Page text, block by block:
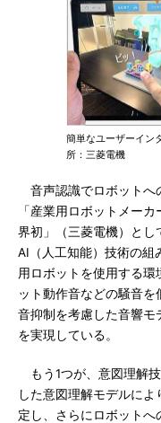
簡単なユーザーイン
所：三菱電機
音声認識でロボットへ
「産業用ロボットメー
界初」（三菱電機）と
AI（人工知能）技術の組
用ロボットを使用する
ット動作音などの騒音
音抑制を考慮した音響
を実現している。
もう1つが、意図理解
した意図理解モデルに
定し、さらにロボットへ